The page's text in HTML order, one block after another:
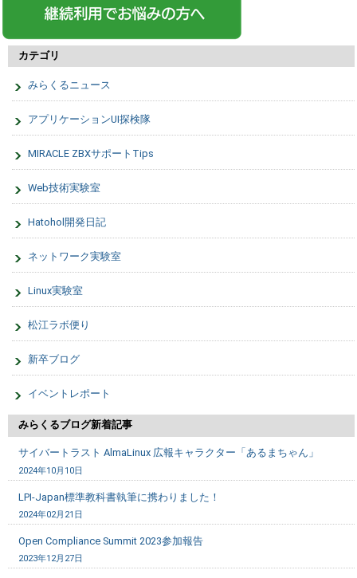
カテゴリ
みらくるニュース
アプリケーションUI探検隊
MIRACLE ZBXサポートTips
Web技術実験室
Hatohol開発日記
ネットワーク実験室
Linux実験室
松江ラボ便り
新卒ブログ
イベントレポート
みらくるブログ新着記事
サイバートラスト AlmaLinux 広報キャラクター「あるまちゃん」
2024年10月10日
LPI-Japan標準教科書執筆に携わりました！
2024年02月21日
Open Compliance Summit 2023参加報告
2023年12月27日